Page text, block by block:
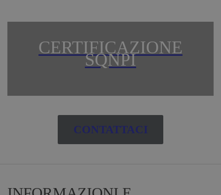
CERTIFICAZIONE
SQNPI
CONTATTACI